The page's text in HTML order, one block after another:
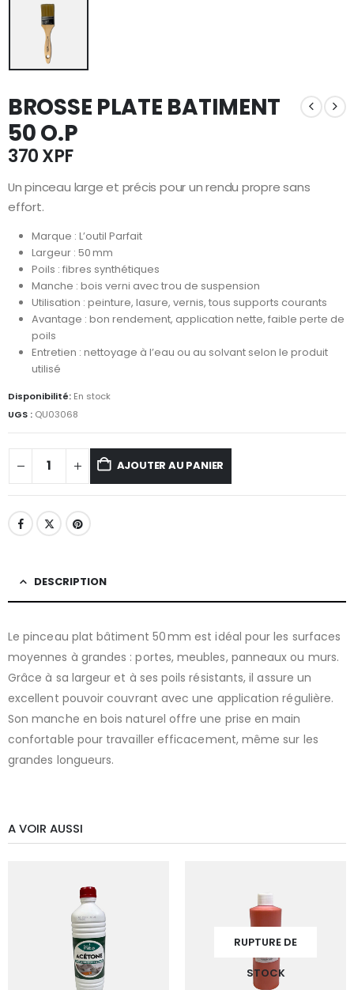
BROSSE PLATE BATIMENT
50 O.P
370XPF
Un pinceau large et précis pour un rendu propre sans
effort.
Marque : L’outil Parfait
Largeur : 50 mm
Poils : fibres synthétiques
Manche : bois verni avec trou de suspension
Utilisation : peinture, lasure, vernis, tous supports courants
Avantage : bon rendement, application nette, faible perte de
poils
Entretien : nettoyage à l’eau ou au solvant selon le produit
utilisé
Disponibilité: En stock
UGS : QU03068
AJOUTER AU PANIER
DESCRIPTION
Le pinceau plat bâtiment 50 mm est idéal pour les surfaces
moyennes à grandes : portes, meubles, panneaux ou murs.
Grâce à sa largeur et à ses poils résistants, il assure un
excellent pouvoir couvrant avec une application régulière.
Son manche en bois naturel offre une prise en main
confortable pour travailler efficacement, même sur les
grandes longueurs.
A VOIR AUSSI
RUPTURE DE
STOCK